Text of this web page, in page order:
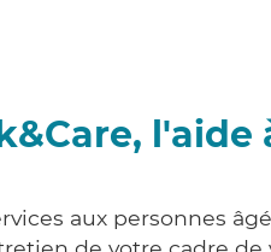
aux personnes